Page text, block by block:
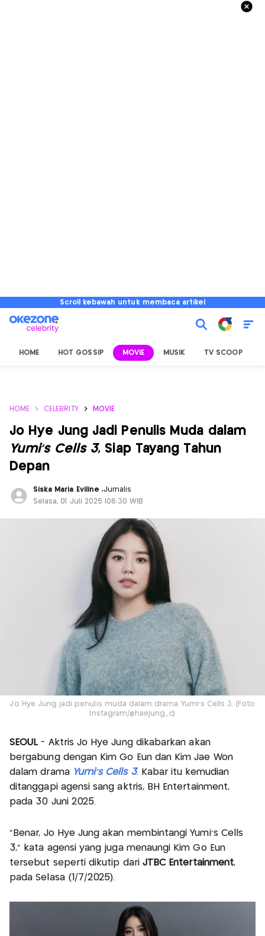
Scroll kebawah untuk membaca artikel
HOME HOT GOSSIP MOVIE MUSIK TV SCOOP
HOME CELEBRITY MOVIE
Jo Hye Jung Jadi Penulis Muda dalam
Yumi’s Cells 3, Siap Tayang Tahun
Depan
Siska Maria Eviline ,Jurnalis
Selasa, 01 Juli 2025 |06:30 WIB
Jo Hye Jung jadi penulis muda dalam drama Yumi's Cells 3. (Foto
Instagram/@haejung_c)
SEOUL- Aktris Jo Hye Jung dikabarkan akan
bergabung dengan Kim Go Eun dan Kim Jae Won
dalam drama Yumi’s Cells 3. Kabar itu kemudian
ditanggapi agensi sang aktris, BH Entertainment,
pada 30 Juni 2025.
“Benar, Jo Hye Jung akan membintangi Yumi’s Cells
3,” kata agensi yang juga menaungi Kim Go Eun
tersebut seperti dikutip dari JTBC Entertainment,
pada Selasa (1/7/2025).